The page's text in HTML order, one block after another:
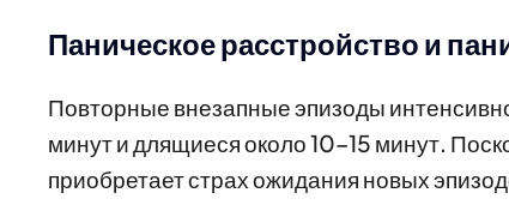
Паническое расстройство и
Повторные внезапные эпизоды
минут и длящиеся около 10–15 минут.
приобретает страх ожидания новых